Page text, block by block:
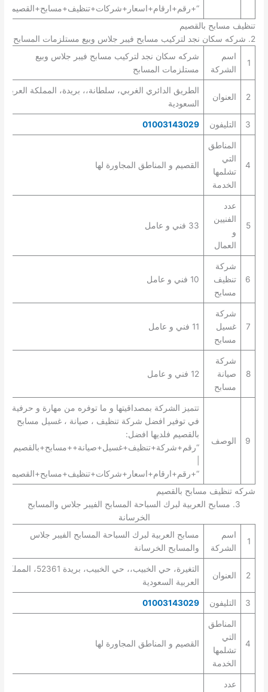
“+رقم+ارقام+اسعار+شركات+تنظيف+مسابح+القصيم+”.
تنظيف مسابح بالقصيم
2. شركه سكان نجد لتركيب مسابح فيبر جلاس وبيع مستلزمات المسابح
1
اسم
الشركة
شركه سكان نجد لتركيب مسابح فيبر جلاس وبيع
مستلزمات المسابح
2 العنوان
الطريق الدائري الغربي، سلطانة،، بريدة، المملكة العربية
السعودية
3 التليفون 01003143029
4
المناطق
التي
تشلمها
الخدمة
القصيم و المناطق المجاورة لها
5
عدد
الفنيين
و
العمال
33 فني و عامل
6
شركة
تنظيف
مسابح
10 فني و عامل
7
شركة
غسيل
مسابح
11 فني و عامل
8
شركة
صيانة
مسابح
12 فني و عامل
9 الوصف
تتميز الشركة بمصداقيتها و ما توفره من مهارة و حرفية
في توفير افضل شركة تنظيف ، صيانة ، غسيل مسابح
بالقصيم فلديها افضل:
“رقم+شركة+تنظيف+غسيل+صيانة++مسابح+بالقصيم+”
“+رقم+ارقام+اسعار+شركات+تنظيف+مسابح+القصيم+”.
شركه تنظيف مسابح بالقصيم
3. مسابح العربية لبرك السباحة المسابح الفيبر جلاس والمسابح
الخرسانة
1
اسم
الشركة
مسابح العربية لبرك السباحة المسابح الفيبر جلاس
والمسابح الخرسانة
2 العنوان
التغيرة، حي الخبيب،، حي الخبيب، بريدة 52361، المملكة
العربية السعودية
3 التليفون 01003143029
4
المناطق
التي
تشلمها
الخدمة
القصيم و المناطق المجاورة لها
عدد